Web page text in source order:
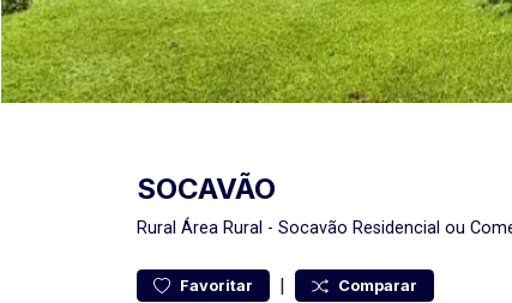
SOCAVÃO
Rural Área Rural - Socavão Residencial ou
Favoritar | Comparar